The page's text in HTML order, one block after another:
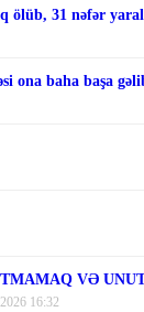
ölüb, 31 nəfər
ona baha başa
VƏ
16:32